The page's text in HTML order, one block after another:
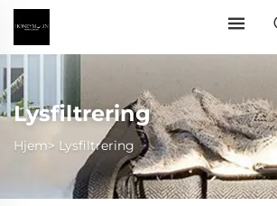
Lysfiltrering
Hjem> Lysfiltrering